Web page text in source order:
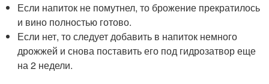
Если напиток не помутнел, то брожение прекратилось
и вино полностью готово.
Если нет, то следует добавить в напиток немного
дрожжей и снова поставить его под гидрозатвор еще
на 2 недели.